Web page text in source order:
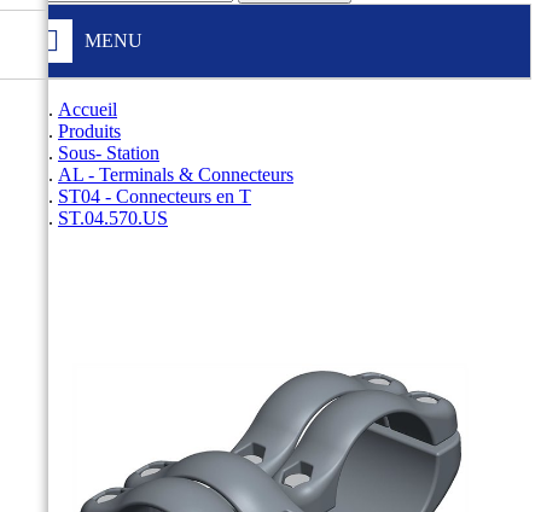
MENU
Accueil
Produits
Sous- Station
AL - Terminals & Connecteurs
ST04 - Connecteurs en T
ST.04.570.US